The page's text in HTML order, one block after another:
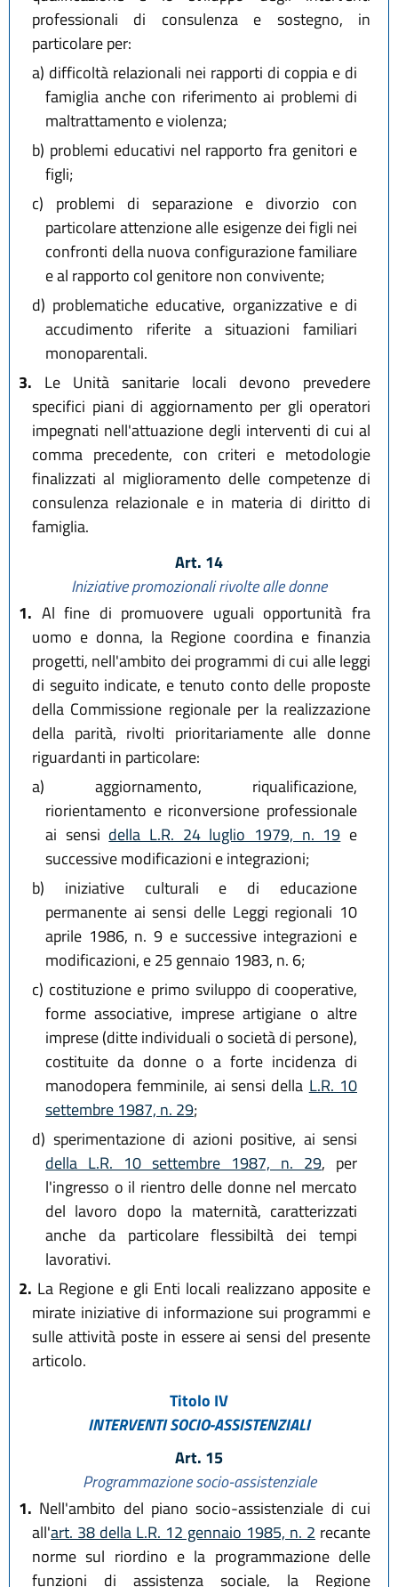
professionali di consulenza e sostegno, in
particolare per:
a) difficoltà relazionali nei rapporti di coppia e di
famiglia anche con riferimento ai problemi di
maltrattamento e violenza;
b) problemi educativi nel rapporto fra genitori e
figli;
c) problemi di separazione e divorzio con
particolare attenzione alle esigenze dei figli nei
confronti della nuova configurazione familiare
e al rapporto col genitore non convivente;
d) problematiche educative, organizzative e di
accudimento riferite a situazioni familiari
monoparentali.
3. Le Unità sanitarie locali devono prevedere
specifici piani di aggiornamento per gli operatori
impegnati nell'attuazione degli interventi di cui al
comma precedente, con criteri e metodologie
finalizzati al miglioramento delle competenze di
consulenza relazionale e in materia di diritto di
famiglia.
Art. 14
Iniziative promozionali rivolte alle donne
1. Al fine di promuovere uguali opportunità fra
uomo e donna, la Regione coordina e finanzia
progetti, nell'ambito dei programmi di cui alle leggi
di seguito indicate, e tenuto conto delle proposte
della Commissione regionale per la realizzazione
della parità, rivolti prioritariamente alle donne
riguardanti in particolare:
a) aggiornamento, riqualificazione,
riorientamento e riconversione professionale
ai sensi della L.R. 24 luglio 1979, n. 19 e
successive modificazioni e integrazioni;
b) iniziative culturali e di educazione
permanente ai sensi delle Leggi regionali 10
aprile 1986, n. 9 e successive integrazioni e
modificazioni, e 25 gennaio 1983, n. 6;
c) costituzione e primo sviluppo di cooperative,
forme associative, imprese artigiane o altre
imprese (ditte individuali o società di persone),
costituite da donne o a forte incidenza di
manodopera femminile, ai sensi della L.R. 10
settembre 1987, n. 29;
d) sperimentazione di azioni positive, ai sensi
della L.R. 10 settembre 1987, n. 29, per
l'ingresso o il rientro delle donne nel mercato
del lavoro dopo la maternità, caratterizzati
anche da particolare flessibiltà dei tempi
lavorativi.
2. La Regione e gli Enti locali realizzano apposite e
mirate iniziative di informazione sui programmi e
sulle attività poste in essere ai sensi del presente
articolo.
Titolo IV
INTERVENTI SOCIO-ASSISTENZIALI
Art. 15
Programmazione socio-assistenziale
1. Nell'ambito del piano socio-assistenziale di cui
all'art. 38 della L.R. 12 gennaio 1985, n. 2 recante
norme sul riordino e la programmazione delle
funzioni di assistenza sociale, la Regione